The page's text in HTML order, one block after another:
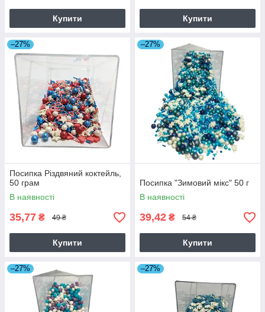
Купити Купити
–27%
Посипка Різдвяний коктейль,
50 грам
В наявності
35,77 ₴ 49 ₴
Купити
–27%
Посипка "Зимовий мікс" 50 г
В наявності
39,42 ₴ 54 ₴
Купити
–27% –27%